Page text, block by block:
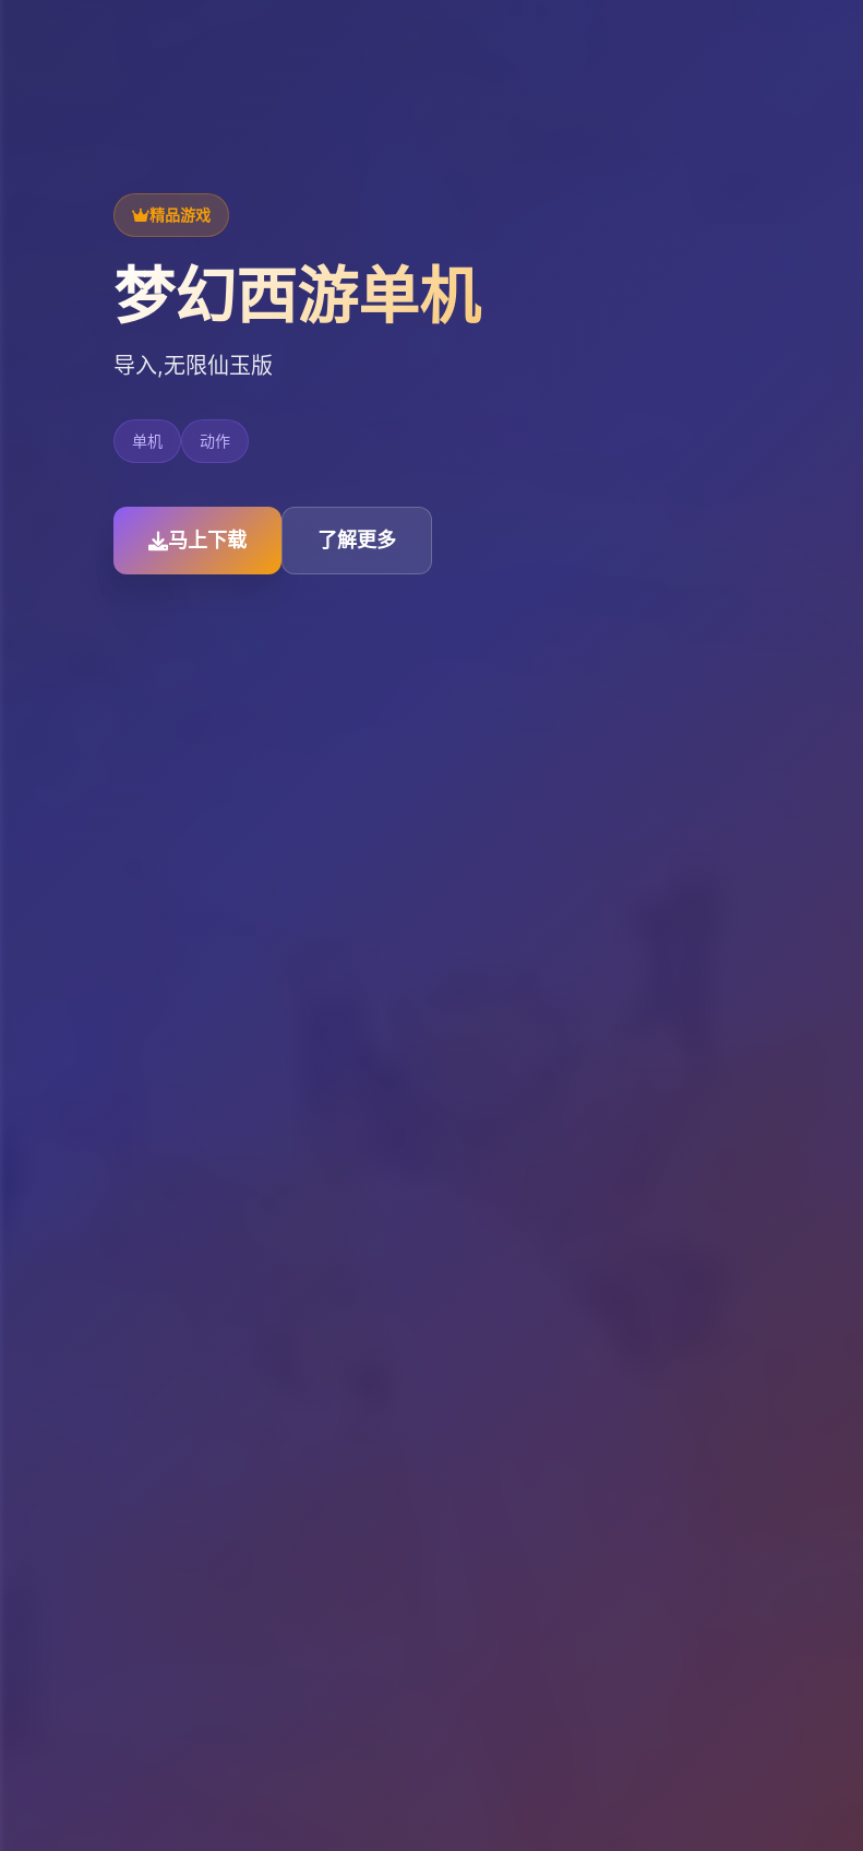
精品游戏
梦幻西游单机
导入,无限仙玉版
单机 动作
马上下载 了解更多